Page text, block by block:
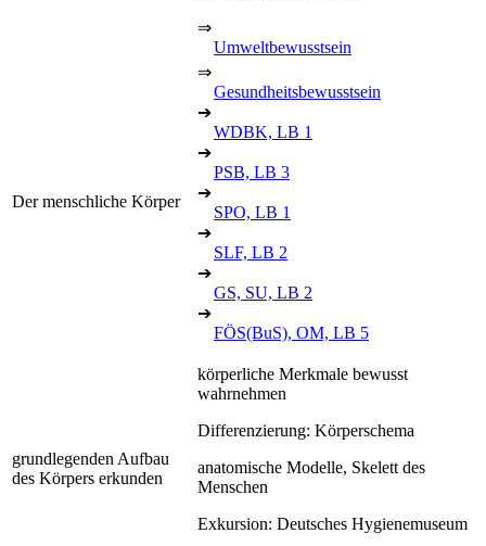
⇒
Umweltbewusstsein
Der menschliche Körper
⇒
Gesundheitsbewusstsein
➔
WDBK, LB 1
➔
PSB, LB 3
➔
SPO, LB 1
➔
SLF, LB 2
➔
GS, SU, LB 2
➔
FÖS(BuS), OM, LB 5
grundlegenden Aufbau
des Körpers erkunden
körperliche Merkmale bewusst
wahrnehmen
Differenzierung: Körperschema
anatomische Modelle, Skelett des
Menschen
Exkursion: Deutsches Hygienemuseum